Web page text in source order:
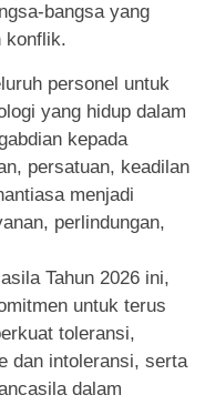
bangsa yang
konflik.
personel untuk
yang hidup dalam
kepada
persatuan, keadilan
menjadi
perlindungan,
Tahun 2026 ini,
untuk terus
toleransi,
dan intoleransi, serta
dalam